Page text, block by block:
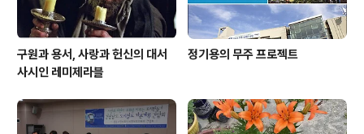
구원과 용서, 사랑과 헌신의 대서
사시인 레미제라블
정기용의 무주 프로젝트